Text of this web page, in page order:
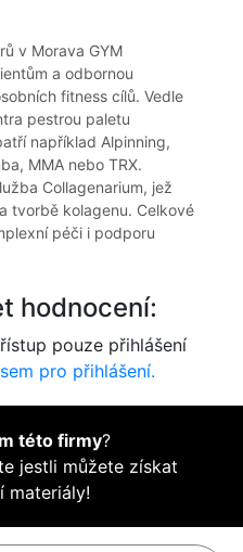
v Morava GYM
a odbornou
fitness cílů. Vedle
pestrou paletu
například Alpinning,
MMA nebo TRX.
Collagenarium, jež
tvorbě kolagenu. Celkové
péči i podporu
hodnocení:
pouze přihlášení
pro přihlášení.
této firmy?
jestli můžete získat
materiály!